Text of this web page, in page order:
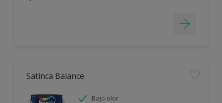
Satinca Balance
Bajo olor